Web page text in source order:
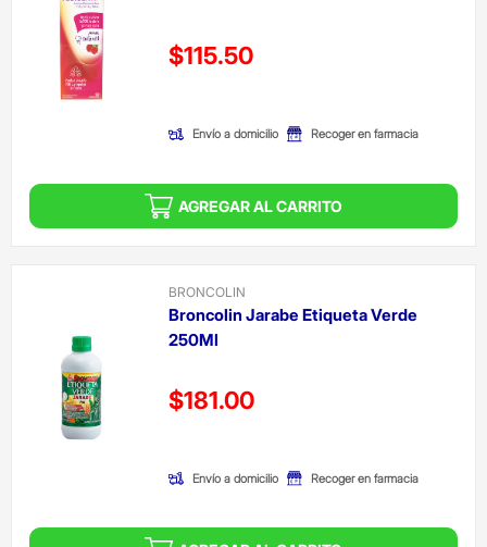
Precio reducido de
$115.50
Envío a domicilio Recoger en farmacia
AGREGAR AL CARRITO
BRONCOLIN
Broncolin Jarabe Etiqueta Verde
250Ml
Precio reducido de
$181.00
Envío a domicilio Recoger en farmacia